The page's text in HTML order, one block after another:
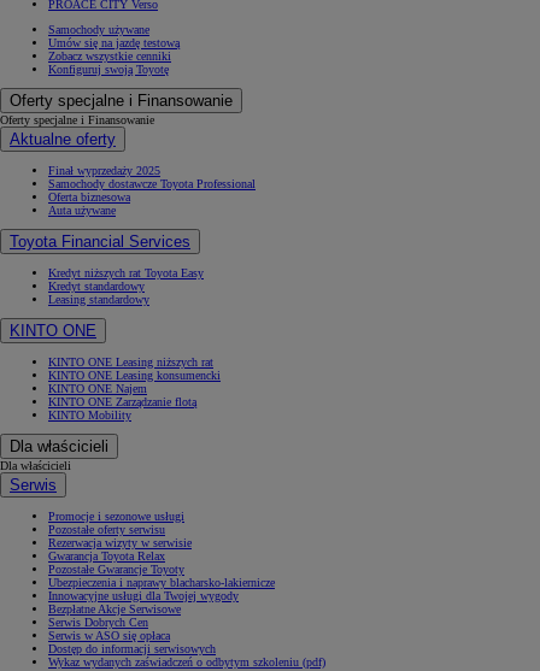
PROACE CITY Verso
Samochody używane
Umów się na jazdę testową
Zobacz wszystkie cenniki
Konfiguruj swoją Toyotę
Oferty specjalne i Finansowanie
Oferty specjalne i Finansowanie
Aktualne oferty
Finał wyprzedaży 2025
Samochody dostawcze Toyota Professional
Oferta biznesowa
Auta używane
Toyota Financial Services
Kredyt niższych rat Toyota Easy
Kredyt standardowy
Leasing standardowy
KINTO ONE
KINTO ONE Leasing niższych rat
KINTO ONE Leasing konsumencki
KINTO ONE Najem
KINTO ONE Zarządzanie flotą
KINTO Mobility
Dla właścicieli
Dla właścicieli
Serwis
Promocje i sezonowe usługi
Pozostałe oferty serwisu
Rezerwacja wizyty w serwisie
Gwarancja Toyota Relax
Pozostałe Gwarancje Toyoty
Ubezpieczenia i naprawy blacharsko-lakiernicze
Innowacyjne usługi dla Twojej wygody
Bezpłatne Akcje Serwisowe
Serwis Dobrych Cen
Serwis w ASO się opłaca
Dostęp do informacji serwisowych
Wykaz wydanych zaświadczeń o odbytym szkoleniu (pdf)